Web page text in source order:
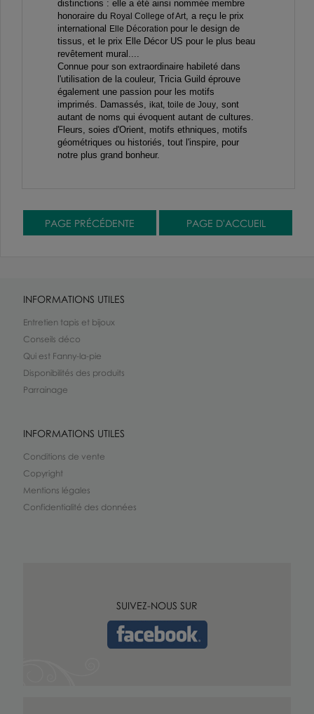
distinctions : elle a été ainsi nommée membre
honoraire du Royal College of Art, a reçu le prix
international
Elle Décoration pour le design de
tissus, et le prix Elle Décor US pour le plus beau
revêtement mural....
Connue pour son extraordinaire habileté dans
l'utilisation de la couleur, Tricia Guild éprouve
également une passion pour les motifs
imprimés. Damassés, ikat, toile de Jouy, sont
autant de noms qui évoquent autant de cultures.
Fleurs, soies d'Orient, motifs ethniques, motifs
géométriques ou historiés, tout l'inspire, pour
notre plus grand bonheur.
INFORMATIONS UTILES
Entretien tapis et bijoux
Conseils déco
Qui est Fanny-la-pie
Disponibilités des produits
Parrainage
INFORMATIONS UTILES
Conditions de vente
Copyright
Mentions légales
Confidentialité des données
SUIVEZ-NOUS SUR